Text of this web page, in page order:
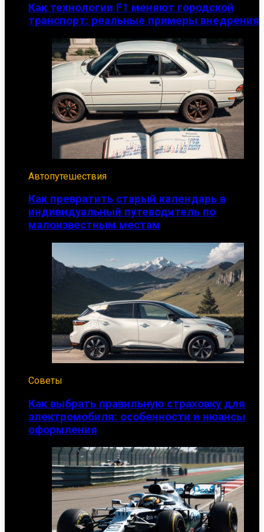
Как технологии F1 меняют городской
транспорт: реальные примеры внедрения
Автопутешествия
Как превратить старый календарь в
индивидуальный путеводитель по
малоизвестным местам
Советы
Как выбрать правильную страховку для
электромобиля: особенности и нюансы
оформления